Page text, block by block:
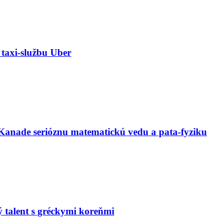
službu Uber
serióznu matematickú vedu a pata-fyziku
s gréckymi koreňmi